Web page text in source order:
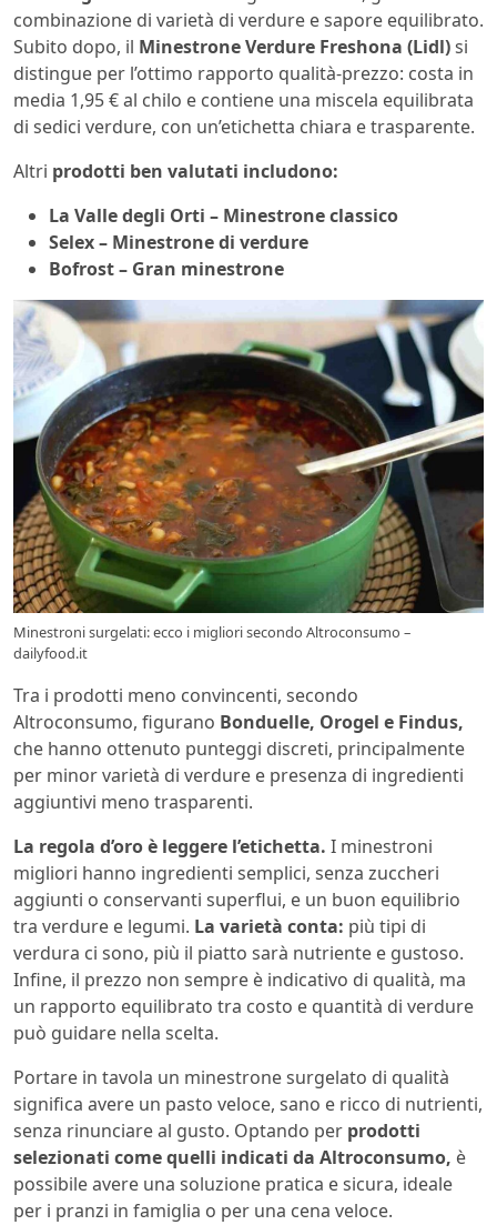
combinazione di varietà di verdure e sapore equilibrato.
Subito dopo, il Minestrone Verdure Freshona (Lidl)si
distingue per l’ottimo rapporto qualità-prezzo: costa in
media 1,95 € al chilo e contiene una miscela equilibrata
di sedici verdure, con un’etichetta chiara e trasparente.
Altri prodotti ben valutati includono:
La Valle degli Orti – Minestrone classico
Selex – Minestrone di verdure
Bofrost – Gran minestrone
Minestroni surgelati: ecco i migliori secondo Altroconsumo –
dailyfood.it
Tra i prodotti meno convincenti, secondo
Altroconsumo, figurano Bonduelle, Orogel e Findus,
che hanno ottenuto punteggi discreti, principalmente
per minor varietà di verdure e presenza di ingredienti
aggiuntivi meno trasparenti.
La regola d’oro è leggere l’etichetta. I minestroni
migliori hanno ingredienti semplici, senza zuccheri
aggiunti o conservanti superflui, e un buon equilibrio
tra verdure e legumi. La varietà conta: più tipi di
verdura ci sono, più il piatto sarà nutriente e gustoso.
Infine, il prezzo non sempre è indicativo di qualità, ma
un rapporto equilibrato tra costo e quantità di verdure
può guidare nella scelta.
Portare in tavola un minestrone surgelato di qualità
significa avere un pasto veloce, sano e ricco di nutrienti,
senza rinunciare al gusto. Optando per prodotti
selezionati come quelli indicati da Altroconsumo, è
possibile avere una soluzione pratica e sicura, ideale
per i pranzi in famiglia o per una cena veloce.